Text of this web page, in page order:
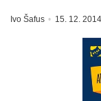
Ivo Šafus 15. 12. 2014